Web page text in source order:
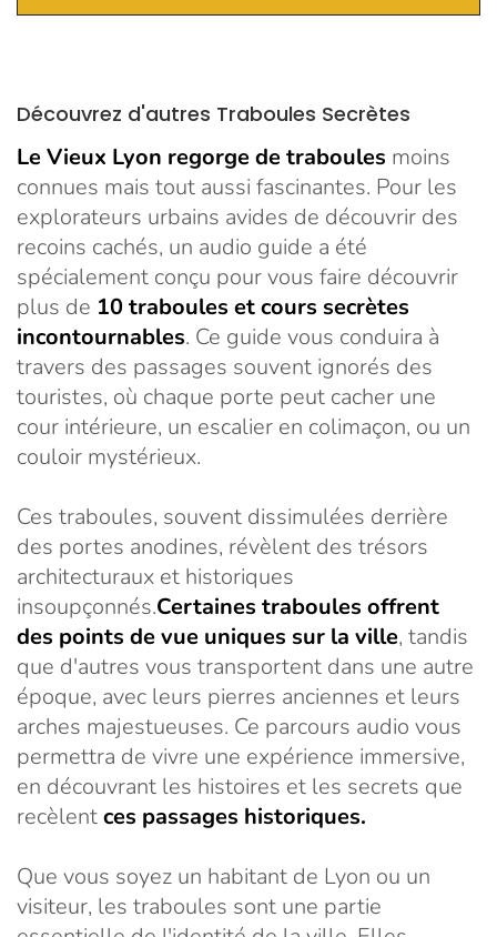
Découvrez d'autres Traboules Secrètes
Le Vieux Lyon regorge de traboules moins
connues mais tout aussi fascinantes. Pour les
explorateurs urbains avides de découvrir des
recoins cachés, un audio guide a été
spécialement conçu pour vous faire découvrir
plus de 10 traboules et cours secrètes
incontournables. Ce guide vous conduira à
travers des passages souvent ignorés des
touristes, où chaque porte peut cacher une
cour intérieure, un escalier en colimaçon, ou un
couloir mystérieux.
Ces traboules, souvent dissimulées derrière
des portes anodines, révèlent des trésors
architecturaux et historiques
insoupçonnés.Certaines traboules offrent
des points de vue uniques sur la ville, tandis
que d'autres vous transportent dans une autre
époque, avec leurs pierres anciennes et leurs
arches majestueuses. Ce parcours audio vous
permettra de vivre une expérience immersive,
en découvrant les histoires et les secrets que
recèlentces passages historiques.
Que vous soyez un habitant de Lyon ou un
visiteur, les traboules sont une partie